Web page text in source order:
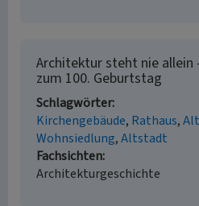
Architektur steht nie
zum 100. Geburtstag
Schlagwörter
Kirchengebäude Rathaus
Wohnsiedlung Altstadt
Fachsichten
Architekturgeschichte